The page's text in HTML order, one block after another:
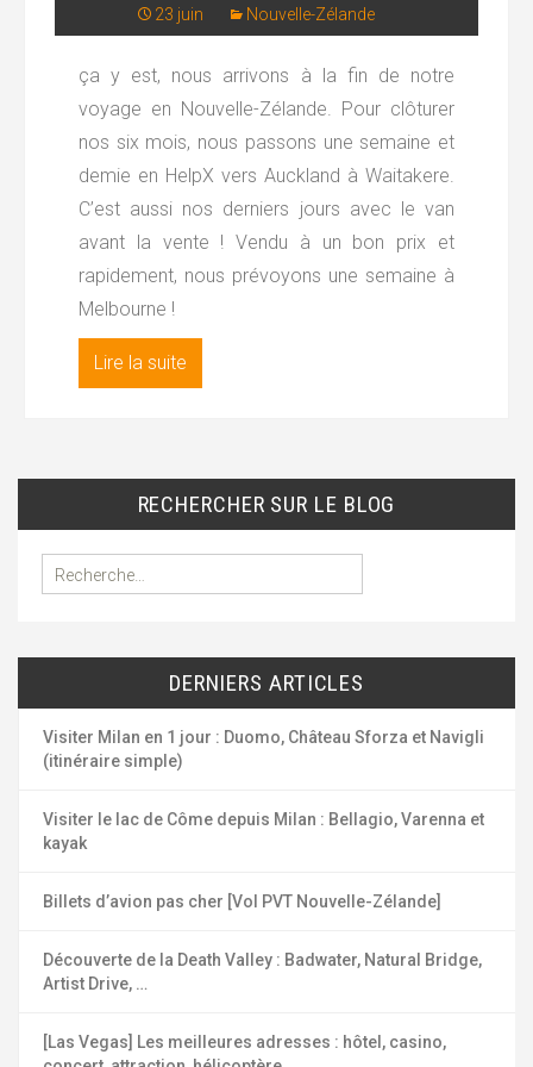
23 juin Nouvelle-Zélande
ça y est, nous arrivons à la fin de notre
voyage en Nouvelle-Zélande. Pour clôturer
nos six mois, nous passons une semaine et
demie en HelpX vers Auckland à Waitakere.
C’est aussi nos derniers jours avec le van
avant la vente ! Vendu à un bon prix et
rapidement, nous prévoyons une semaine à
Melbourne !
Lire la suite
RECHERCHER SUR LE BLOG
e
e
c
h
e
:
DERNIERS ARTICLES
Visiter Milan en 1 jour : Duomo, Château Sforza et Navigli
(itinéraire simple)
Visiter le lac de Côme depuis Milan : Bellagio, Varenna et
kayak
Billets d’avion pas cher [Vol PVT Nouvelle-Zélande]
Découverte de la Death Valley : Badwater, Natural Bridge,
Artist Drive, …
[Las Vegas] Les meilleures adresses : hôtel, casino,